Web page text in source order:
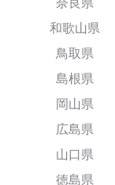
和歌山県
鳥取県
島根県
岡山県
広島県
山口県
徳島県